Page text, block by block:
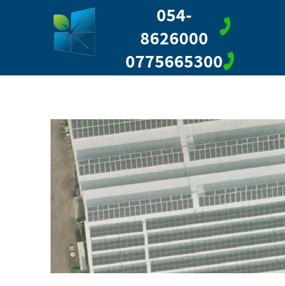
054-
8626000
0775665300